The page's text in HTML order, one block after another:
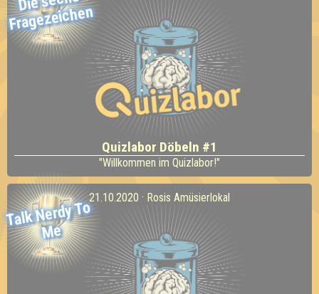
Fragezeichen
Quizlabor Döbeln #1
"Willkommen im Quizlabor!"
Talk
Nerdy To
Me
21.10.2020 · Rosis Amüsierlokal